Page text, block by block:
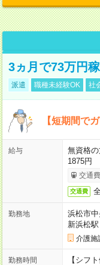
3ヵ月で73万円
派遣 職種未経験OK 社
【短期間で
給与
無資格
1875円
交通
交通費
勤務地
浜松市
新浜松駅
介護
勤務時間
【シフ